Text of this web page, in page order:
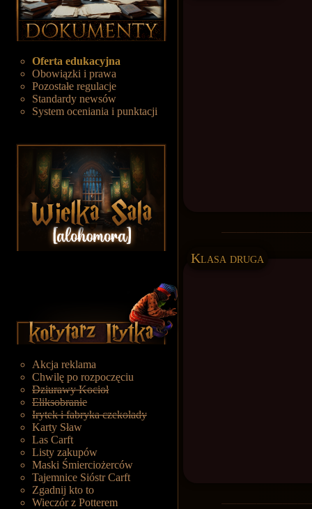
Oferta edukacyjna
Obowiązki i prawa
Pozostałe regulacje
Standardy newsów
System oceniania i punktacji
Akcja reklama
Chwilę po rozpoczęciu
Dziurawy Kocioł
Eliksobranie
Irytek i fabryka czekolady
Karty Sław
Las Carft
Listy zakupów
Maski Śmierciożerców
Tajemnice Sióstr Carft
Zgadnij kto to
Wieczór z Potterem
Klasa druga